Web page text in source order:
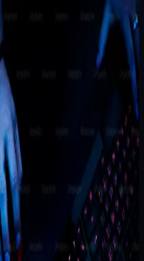
Modul Minimum yang
sampai volume transaksi
bertambah, dan stok
kemampuan tim...
perpindahan dari
modul tahap pertama yang
mulai butuh dasbor internal.
landasan diskusi awal. Untuk
final, konsultasikan